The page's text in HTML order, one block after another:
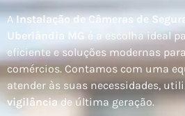
AInstalação de Câmeras de
Uberlândia MG
é a escolha ideal
eficiente e soluções modernas
comércios. Contamos com uma
atender às suas necessidades,
vigilânciade última geração.